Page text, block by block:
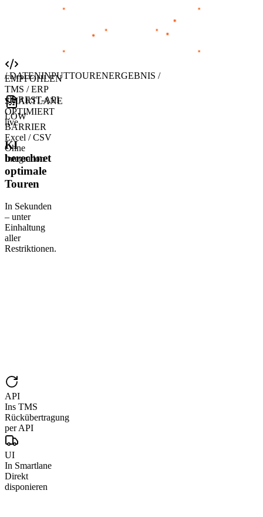
/ DATENINPUTTOURENERGEBNIS /
EMPFOHLEN
TMS / ERP
via REST-API
LOW
BARRIER
Excel / CSV
Ohne
Integration
SMARTLANE
OPTIMIERT
live
KI
berechnet
optimale
Touren
In Sekunden
– unter
Einhaltung
aller
Restriktionen.
API
Ins TMS
Rückübertragung
per API
UI
In Smartlane
Direkt
disponieren